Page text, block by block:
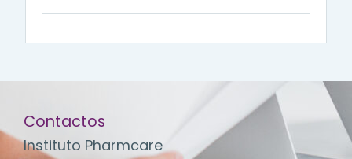
Contactos
Instituto Pharmcare